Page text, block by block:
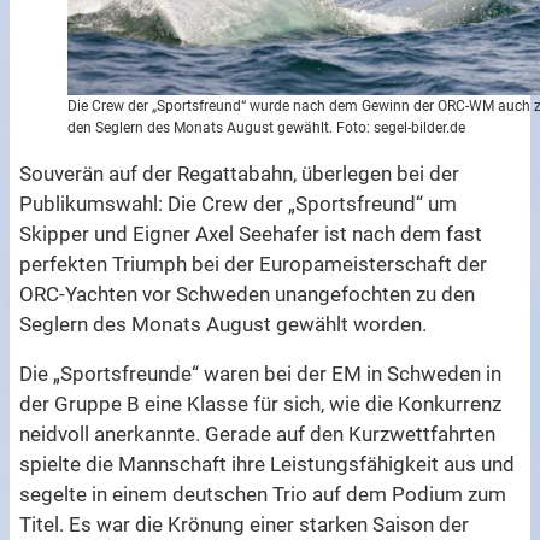
Die Crew der „Sportsfreund“ wurde nach dem Gewinn der ORC-WM auch
den Seglern des Monats August gewählt. Foto: segel-bilder.de
Souverän auf der Regattabahn, überlegen bei der
Publikumswahl: Die Crew der „Sportsfreund“ um
Skipper und Eigner Axel Seehafer ist nach dem fast
perfekten Triumph bei der Europameisterschaft der
ORC-Yachten vor Schweden unangefochten zu den
Seglern des Monats August gewählt worden.
Die „Sportsfreunde“ waren bei der EM in Schweden in
der Gruppe B eine Klasse für sich, wie die Konkurrenz
neidvoll anerkannte. Gerade auf den Kurzwettfahrten
spielte die Mannschaft ihre Leistungsfähigkeit aus und
segelte in einem deutschen Trio auf dem Podium zum
Titel. Es war die Krönung einer starken Saison der